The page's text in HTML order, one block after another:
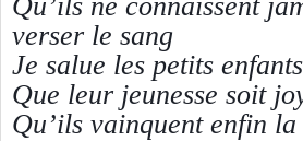
verser le sang
Je salue les petits
Que leur jeunesse soit
Qu’ils vainquent enfin